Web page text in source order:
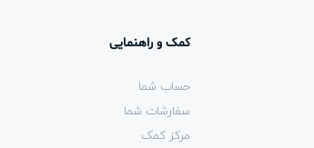
کمک و راهنمایی
حساب شما
سفارشات شما
مرکز کمک